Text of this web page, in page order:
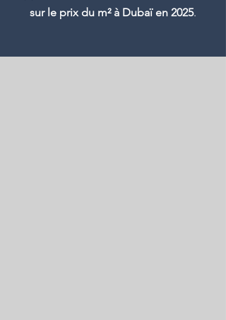
sur le prix du m² à Dubaï en 2025.